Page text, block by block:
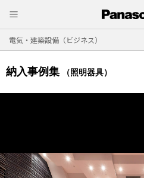
電気・建築設備（ビジネス）
納入事例集 （照明器具）